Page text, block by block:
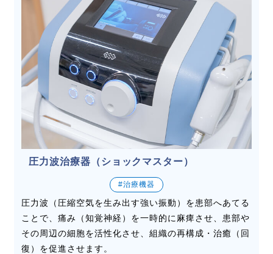
圧力波治療器（ショックマスター）
#治療機器
圧力波（圧縮空気を生み出す強い振動）を患部へあてる
ことで、痛み（知覚神経）を一時的に麻痺させ、患部や
その周辺の細胞を活性化させ、組織の再構成・治癒（回
復）を促進させます。